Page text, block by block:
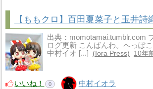
出典：momotamai.tumblr.com
ログ更新 こんばんわ。へっぽ
中村イオ [...]
Iora Press 10年
いいね！ 0 中村イオラ